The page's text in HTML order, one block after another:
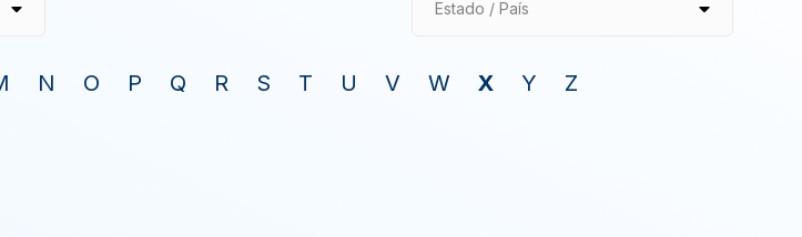
Estado / País
N O P Q R S T U V W X Y Z